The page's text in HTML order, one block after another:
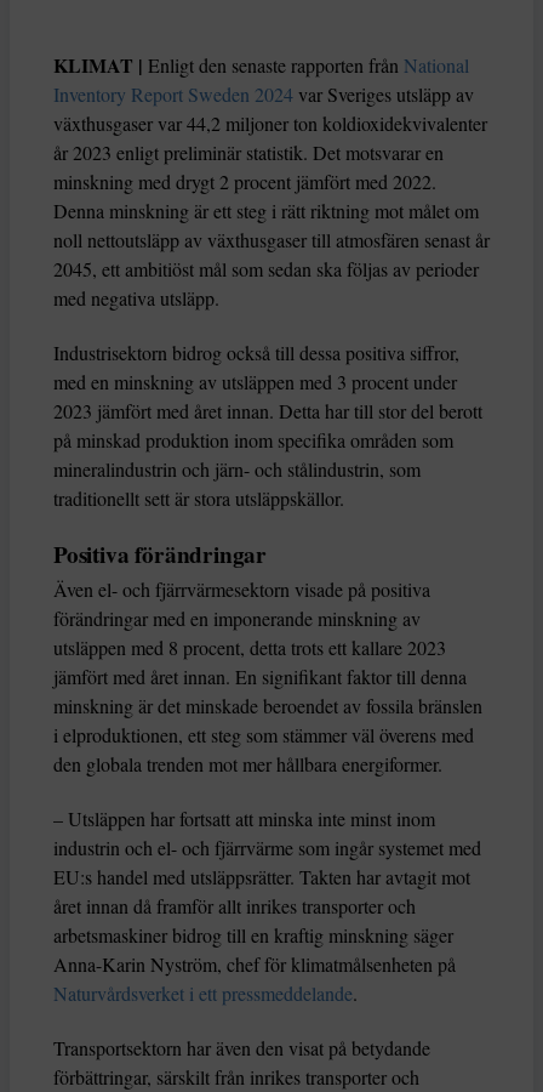
KLIMAT | Enligt den senaste rapporten från National
Inventory Report Sweden 2024 var Sveriges utsläpp av
växthusgaser var 44,2 miljoner ton koldioxidekvivalenter
år 2023 enligt preliminär statistik. Det motsvarar en
minskning med drygt 2 procent jämfört med 2022.
Denna minskning är ett steg i rätt riktning mot målet om
noll nettoutsläpp av växthusgaser till atmosfären senast år
2045, ett ambitiöst mål som sedan ska följas av perioder
med negativa utsläpp.
Industrisektorn bidrog också till dessa positiva siffror,
med en minskning av utsläppen med 3 procent under
2023 jämfört med året innan. Detta har till stor del berott
på minskad produktion inom specifika områden som
mineralindustrin och järn- och stålindustrin, som
traditionellt sett är stora utsläppskällor.
Positiva förändringar
Även el- och fjärrvärmesektorn visade på positiva
förändringar med en imponerande minskning av
utsläppen med 8 procent, detta trots ett kallare 2023
jämfört med året innan. En signifikant faktor till denna
minskning är det minskade beroendet av fossila bränslen
i elproduktionen, ett steg som stämmer väl överens med
den globala trenden mot mer hållbara energiformer.
– Utsläppen har fortsatt att minska inte minst inom
industrin och el- och fjärrvärme som ingår systemet med
EU:s handel med utsläppsrätter. Takten har avtagit mot
året innan då framför allt inrikes transporter och
arbetsmaskiner bidrog till en kraftig minskning säger
Anna-Karin Nyström, chef för klimatmålsenheten på
Naturvårdsverket i ett pressmeddelande.
Transportsektorn har även den visat på betydande
förbättringar, särskilt från inrikes transporter och